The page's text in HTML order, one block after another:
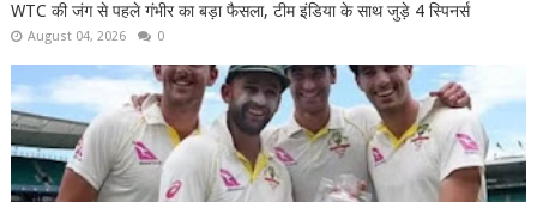
WTC की जंग से पहले गंभीर का बड़ा फैसला, टीम इंडिया के साथ जुड़े 4 स्पिनर्स
August 04, 2026 0